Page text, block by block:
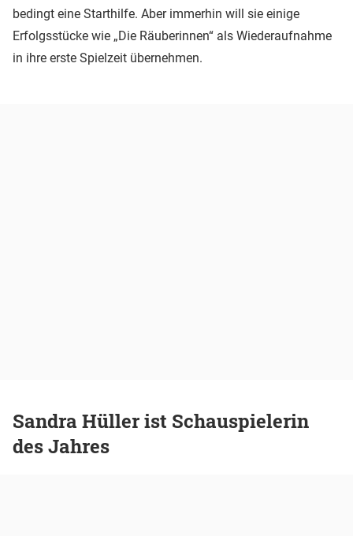
bedingt eine Starthilfe. Aber immerhin will sie einige
Erfolgsstücke wie „Die Räuberinnen“ als Wiederaufnahme
in ihre erste Spielzeit übernehmen.
Sandra Hüller ist Schauspielerin
des Jahres